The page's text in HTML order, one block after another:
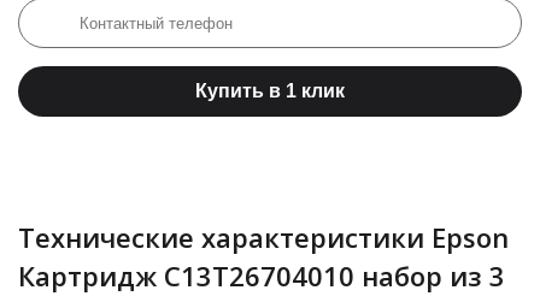
Купить в 1 клик
Технические характеристики Epson
Картридж C13T26704010 набор из 3